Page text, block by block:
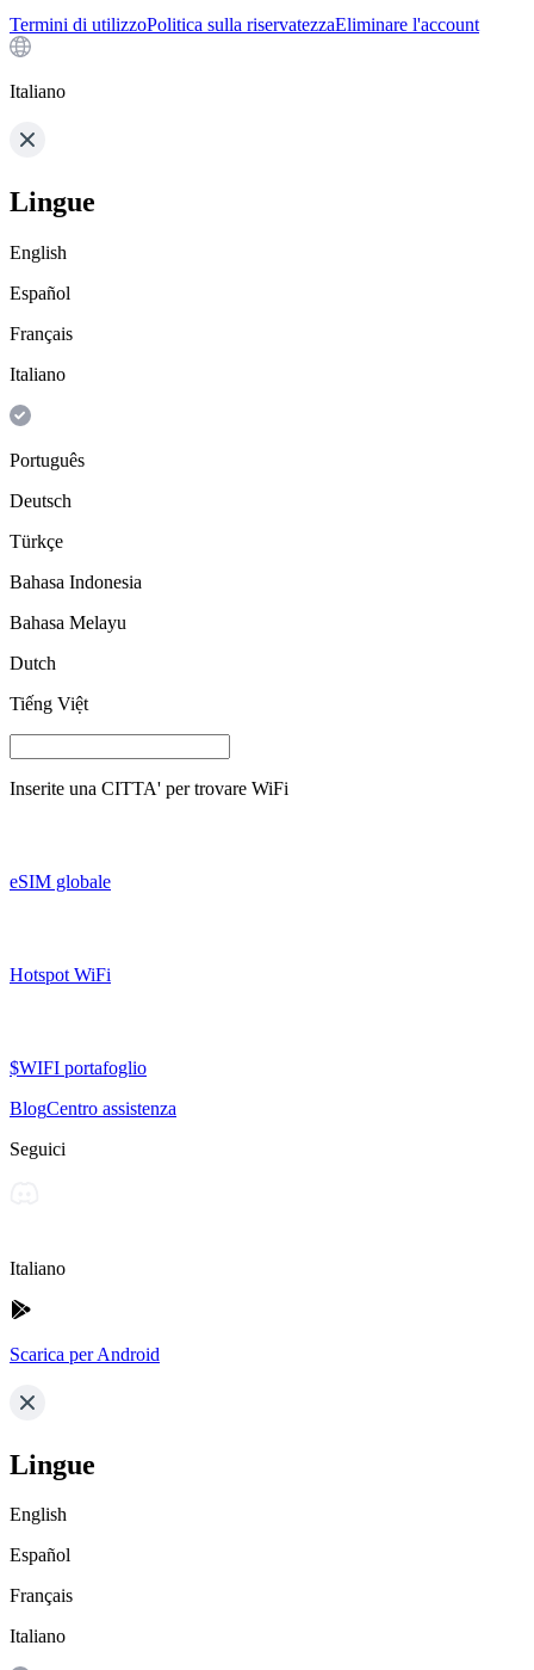
Termini di utilizzoPolitica sulla riservatezzaEliminare l'account
Italiano
Lingue
English
Español
Français
Italiano
Português
Deutsch
Türkçe
Bahasa Indonesia
Bahasa Melayu
Dutch
Tiếng Việt
Inserite una CITTA' per trovare WiFi
eSIM globale
Hotspot WiFi
$WIFI portafoglio
BlogCentro assistenza
Seguici
Italiano
Scarica per Android
Lingue
English
Español
Français
Italiano